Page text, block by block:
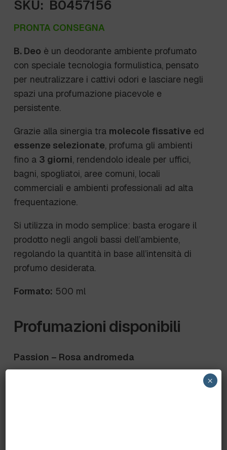
SKU: B0457156
PRONTA CONSEGNA
B. Deo è un deodorante ambiente profumato
con speciale tecnologia formulistica, pensato
per neutralizzare i cattivi odori e lasciare negli
spazi una profumazione piacevole e
persistente.
Grazie alla sinergia tra molecole fissative ed
essenze selezionate, profuma gli ambienti
fino a 3 giorni, rendendolo ideale per uffici,
bagni, spogliatoi, aree comuni, locali
commerciali e ambienti professionali ad alta
frequentazione.
Si utilizza in modo semplice: basta erogare il
prodotto negli angoli bassi dell’ambiente,
regolando la quantità in base all’intensità di
profumo desiderata.
Formato: 500 ml
Profumazioni disponibili
Passion – Rosa andromeda
×